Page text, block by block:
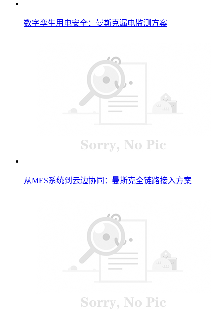
数字孪生用电安全：曼斯克漏电监测方案
从MES系统到云边协同：曼斯克全链路接入方案